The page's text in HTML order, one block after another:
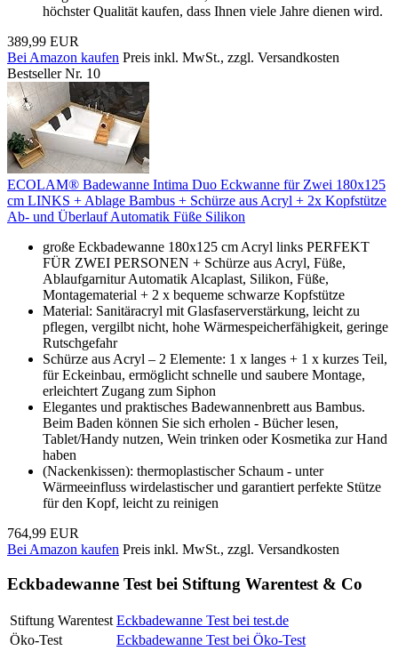
höchster Qualität kaufen, dass Ihnen viele Jahre dienen wird.
389,99 EUR
Bei Amazon kaufen Preis inkl. MwSt., zzgl. Versandkosten
Bestseller Nr. 10
ECOLAM® Badewanne Intima Duo Eckwanne für Zwei 180x125
cm LINKS + Ablage Bambus + Schürze aus Acryl + 2x Kopfstütze
Ab- und Überlauf Automatik Füße Silikon
große Eckbadewanne 180x125 cm Acryl links PERFEKT
FÜR ZWEI PERSONEN + Schürze aus Acryl, Füße,
Ablaufgarnitur Automatik Alcaplast, Silikon, Füße,
Montagematerial + 2 x bequeme schwarze Kopfstütze
Material: Sanitäracryl mit Glasfaserverstärkung, leicht zu
pflegen, vergilbt nicht, hohe Wärmespeicherfähigkeit, geringe
Rutschgefahr
Schürze aus Acryl – 2 Elemente: 1 x langes + 1 x kurzes Teil,
für Eckeinbau, ermöglicht schnelle und saubere Montage,
erleichtert Zugang zum Siphon
Elegantes und praktisches Badewannenbrett aus Bambus.
Beim Baden können Sie sich erholen - Bücher lesen,
Tablet/Handy nutzen, Wein trinken oder Kosmetika zur Hand
haben
(Nackenkissen): thermoplastischer Schaum - unter
Wärmeeinfluss wirdelastischer und garantiert perfekte Stütze
für den Kopf, leicht zu reinigen
764,99 EUR
Bei Amazon kaufen Preis inkl. MwSt., zzgl. Versandkosten
Eckbadewanne Test bei Stiftung Warentest & Co
Stiftung Warentest Eckbadewanne Test bei test.de
Öko-Test
Eckbadewanne Test bei Öko-Test